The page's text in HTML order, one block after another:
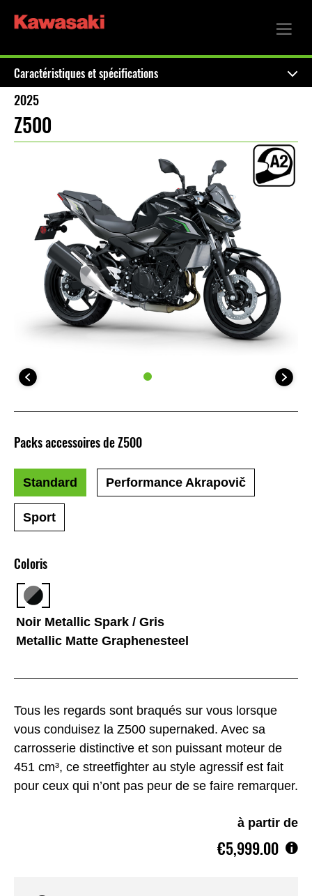
Caractéristiques et spécifications
2025
Z500
Tous les regards sont braqués sur vous lorsque
vous conduisez la Z500 supernaked. Avec sa
carrosserie distinctive et son puissant moteur de
451 cm³, ce streetfighter au style agressif est fait
pour ceux qui n’ont pas peur de se faire remarquer.
à partir de
€5,999.00
Coloris
Noir Metallic Spark / Gris
Metallic Matte Graphenesteel
Packs accessoires de Z500
Standard Performance Akrapovič
Sport